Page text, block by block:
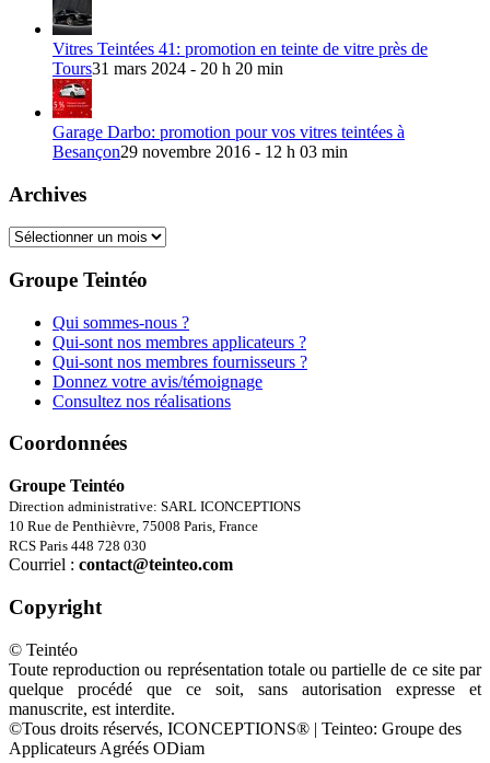
Vitres Teintées 41: promotion en teinte de vitre près de
Tours31 mars 2024 - 20 h 20 min
Garage Darbo: promotion pour vos vitres teintées à
Besançon29 novembre 2016 - 12 h 03 min
Archives
Archives
Groupe Teintéo
Qui sommes-nous ?
Qui-sont nos membres applicateurs ?
Qui-sont nos membres fournisseurs ?
Donnez votre avis/témoignage
Consultez nos réalisations
Coordonnées
Groupe Teintéo
Direction administrative: SARL ICONCEPTIONS
10 Rue de Penthièvre, 75008 Paris, France
RCS Paris 448 728 030
Courriel : contact@teinteo.com
Copyright
© Teintéo
Toute reproduction ou représentation totale ou partielle de ce site par
quelque procédé que ce soit, sans autorisation expresse et
manuscrite, est interdite.
©Tous droits réservés, ICONCEPTIONS® | Teinteo: Groupe des
Applicateurs Agréés ODiam